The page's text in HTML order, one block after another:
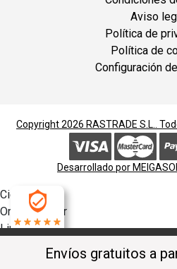
Aviso
Política de
Política de
Configuración
Copyright 2026 RASTRADE S.L. .
Desarrollado por
4.9
Envíos gratuitos a
Cierra
Ordenado por
Limpiar